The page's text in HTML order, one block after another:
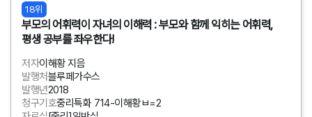
18위
부모의 어휘력이 자녀의 이해력 : 부모와 함께 익히는 어휘력,
평생 공부를 좌우한다!
저자이해황 지음
발행처블루페가수스
발행년2018
청구기호중리특화 714-이해황ㅂ=2